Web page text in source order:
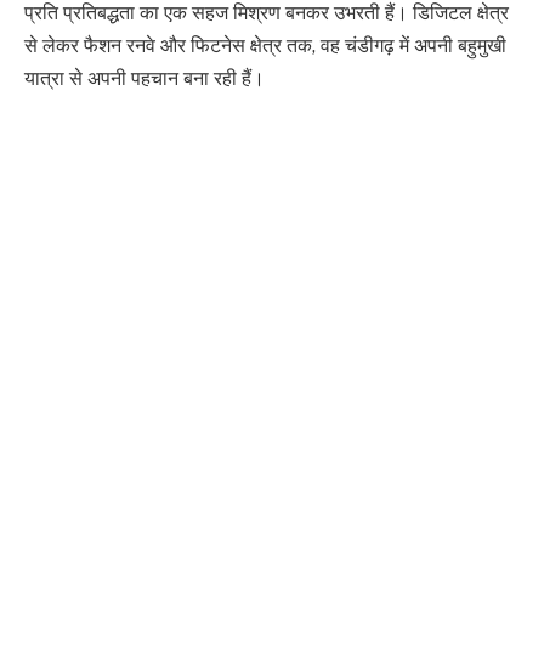
प्रति प्रतिबद्धता का एक सहज मिश्रण बनकर उभरती हैं। डिजिटल क्षेत्र
से लेकर फैशन रनवे और फिटनेस क्षेत्र तक, वह चंडीगढ़ में अपनी बहुमुखी
यात्रा से अपनी पहचान बना रही हैं।